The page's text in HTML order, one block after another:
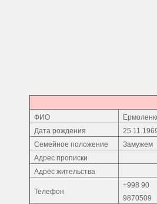
ФИО
Дата рождения
25.11
Семейное положение
Замужем
Адреспрописки
Адресжительства
Телефон
+998 90
9870509